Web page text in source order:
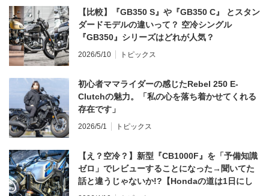
【比較】『GB350 S』や『GB350 C』 とスタン
ダードモデルの違いって？ 空冷シングル
『GB350』シリーズはどれが人気？
2026/5/10 トピックス
初心者ママライダーの感じたRebel 250 E-
Clutchの魅力。「私の心を落ち着かせてくれる
存在です」
2026/5/1 トピックス
【え？空冷？】新型『CB1000F』を「予備知識
ゼロ」でレビューすることになった→聞いてた
話と違うじゃないか!?【Hondaの道は1日にし
てならず／CB1000F ①第一印象 編】